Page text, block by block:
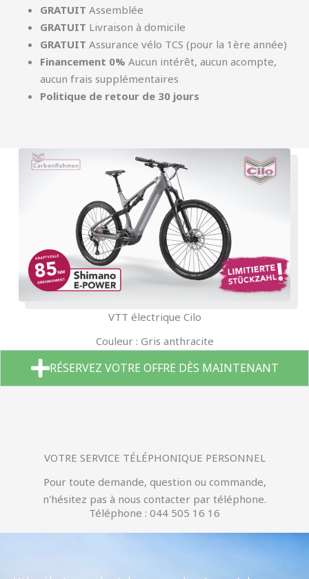
GRATUIT Assemblée
GRATUIT Livraison à domicile
GRATUIT Assurance vélo TCS (pour la 1ère année)
Financement 0% Aucun intérêt, aucun acompte,
aucun frais supplémentaires
Politique de retour de 30 jours
VTT électrique Cilo
Couleur : Gris anthracite
RÉSERVEZ VOTRE OFFRE DÈS MAINTENANT
VOTRE SERVICE TÉLÉPHONIQUE PERSONNEL
Pour toute demande, question ou commande,
n'hésitez pas à nous contacter par téléphone.
Téléphone : 044 505 16 16